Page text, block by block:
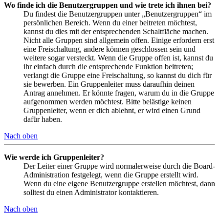
Wo finde ich die Benutzergruppen und wie trete ich ihnen bei?
Du findest die Benutzergruppen unter „Benutzergruppen“ im
persönlichen Bereich. Wenn du einer beitreten möchtest,
kannst du dies mit der entsprechenden Schaltfläche machen.
Nicht alle Gruppen sind allgemein offen. Einige erfordern erst
eine Freischaltung, andere können geschlossen sein und
weitere sogar versteckt. Wenn die Gruppe offen ist, kannst du
ihr einfach durch die entsprechende Funktion beitreten;
verlangt die Gruppe eine Freischaltung, so kannst du dich für
sie bewerben. Ein Gruppenleiter muss daraufhin deinen
Antrag annehmen. Er könnte fragen, warum du in die Gruppe
aufgenommen werden möchtest. Bitte belästige keinen
Gruppenleiter, wenn er dich ablehnt, er wird einen Grund
dafür haben.
Nach oben
Wie werde ich Gruppenleiter?
Der Leiter einer Gruppe wird normalerweise durch die Board-
Administration festgelegt, wenn die Gruppe erstellt wird.
Wenn du eine eigene Benutzergruppe erstellen möchtest, dann
solltest du einen Administrator kontaktieren.
Nach oben